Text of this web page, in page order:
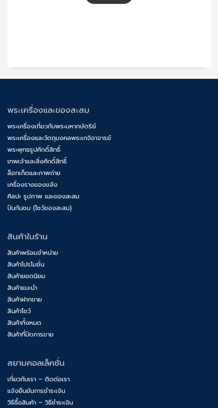
พระเครื่องและของสะสม
พระเครื่องเกี่ยวกับพระมหากษัตริย์
พระเครื่องและวัตถุมงคลพระเกจิอาจารย์
พระพุทธรูปศักดิ์สิทธิ์
เทพเจ้าและสิ่งศักดิ์สิทธิ์
ล็อกเก็ตและภาพถ่าย
เครื่องรางของขลัง
ศิลปะ รูปภาพ และของสะสม
ปันกันชม (โชว์ของสะสม)
สินค้าในร้าน
สินค้าพร้อมจำหน่าย
สินค้าโปรโมชั่น
สินค้ายอดนิยม
สินค้าแนะนำ
สินค้าฝากขาย
สินค้าโชว์
สินค้าทั้งหมด
สินค้าที่ปิดการขาย
สยามคอลเล็คชั่น
เกี่ยวกับเรา – ติดต่อเรา
แจ้งยืนยันการชำระเงิน
วิธีซื้อสินค้า – วิธีชำระเงิน